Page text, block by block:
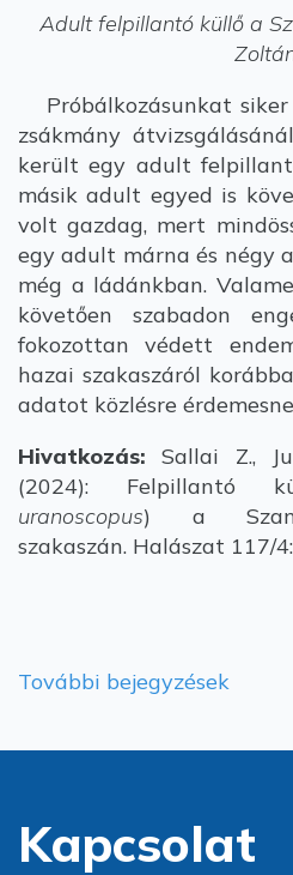
Adult felpillantó küllő a
Próbálkozásunkat
zsákmány
került egy adult
másik adult egyed is
volt gazdag, mert
egy adult márna és négy
még a ládánkban.
követően szabadon
fokozottan védett
hazai szakaszáról
adatot közlésre
Hivatkozás: Sallai Z.,
(2024): Felpillantó
uranoscopus) a
szakaszán. Halászat 117/
További bejegyzések
Kapcsolat